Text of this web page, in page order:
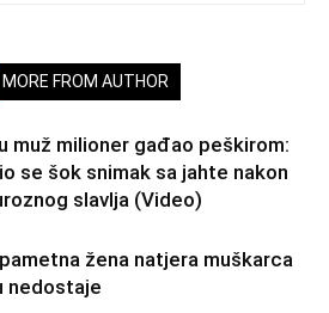
MORE FROM AUTHOR
muž milioner gađao peškirom:
se šok snimak sa jahte nakon
slavlja (Video)
žena natjera muškarca
nedostaje